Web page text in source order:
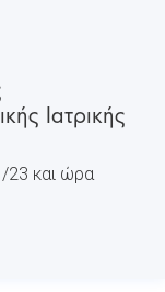
Ιατρικής
23 και ώρα